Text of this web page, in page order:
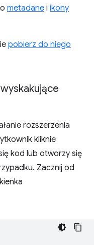
metadane i ikony
pobierz do niego
rozszerzenia
kliknie
kod lub otworzy się
Zacznij od